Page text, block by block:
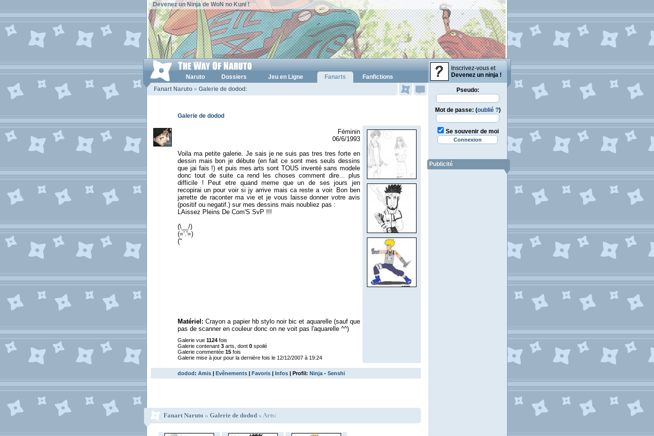
Devenez un Ninja de WoN no Kuni !
Inscrivez-vous et
Devenez un ninja !
Naruto Dossiers Jeu en Ligne Fanarts
Fanfictions
Fanart Naruto » Galerie de dodod:
Galerie de dodod
Féminin
06/6/1993
Voila ma petite galerie. Je sais je ne suis pas tres tres forte en
dessin mais bon je débute (en fait ce sont mes seuls dessins
que jai fais !) et puis mes arts sont TOUS inventé sans modele
donc tout de suite ca rend les choses comment dire... plus
difficile ! Peut etre quand meme que un de ses jours jen
recopirai un pour voir si jy arrive mais ca reste a voir. Bon ben
jarrette de raconter ma vie et je vous laisse donner votre avis
(positif ou negatif.) sur mes dessins mais noubliez pas :
LAissez Pleins De Com'S SvP !!!
(\__/)
(='.'=)
("
Matériel: Crayon a papier hb stylo noir bic et aquarelle (sauf que
pas de scanner en couleur donc on ne voit pas l'aquarelle ^^)
Galerie vue 1124 fois
Galerie contenant 3 arts, dont 0 spoilé
Galerie commentée 15 fois
Galerie mise à jour pour la dernière fois le 12/12/2007 à 19:24
dodod: Amis | Evênements | Favoris | Infos | Profil: Ninja - Senshi
Fanart Naruto » Galerie de dodod » Arts:
Pseudo:
Mot de passe: (oublié ?)
Se souvenir de moi
Publicité